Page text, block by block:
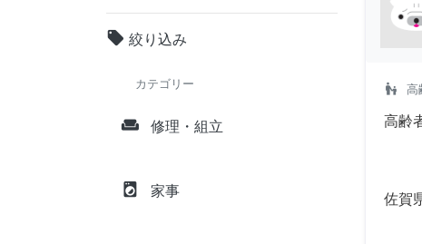
local_offer 絞り込み
カテゴリー
weekend 修理・組立
local_laundry_service 家事
escalator_warning 高
高齢
佐賀